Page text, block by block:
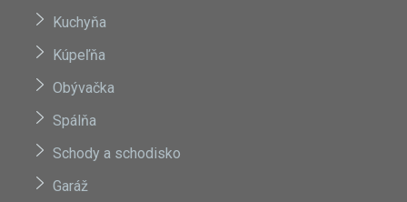
Kuchyňa
Kúpeľňa
Obývačka
Spálňa
Schody a schodisko
Garáž